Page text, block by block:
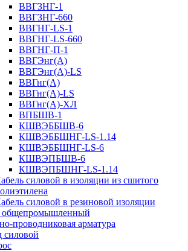
ВВГЗНГ-1
ВВГЗНГ-660
ВВГНГ-LS-1
ВВГНГ-LS-660
ВВГНГ-П-1
ВВГЭнг(А)
ВВГЭнг(А)-LS
ВВГнг(А)
ВВГнг(А)-LS
ВВГнг(А)-ХЛ
ВПБШВ-1
КШВЭББШВ-6
КШВЭББШНГ-LS-1.14
КШВЭББШНГ-LS-6
КШВЭПБШВ-6
КШВЭПБШНГ-LS-1.14
силовой в изоляции из сшитого
силовой в резиновой изоляции
общепромышленный
проводниковая арматура
силовой